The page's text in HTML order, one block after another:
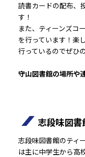
読書カードの配布、
す！
また、ティーンズコ
を行っています！楽
行っているのでぜひ
守山図書館の場所や
志段味図書
志段味図書館のティ
は主に中学生から高